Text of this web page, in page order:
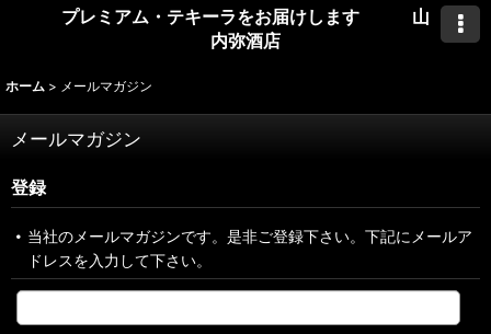
プレミアム・テキーラをお届けします 山
内弥酒店
ホーム > メールマガジン
メールマガジン
登録
当社のメールマガジンです。是非ご登録下さい。下記にメールア
ドレスを入力して下さい。